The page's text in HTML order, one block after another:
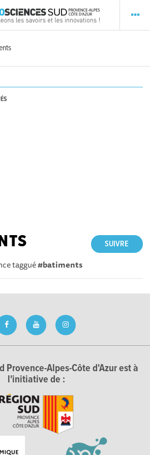
SUIVRE
taggué#batiments
Provence-Alpes-Côte d'Azur est à
l'initiative de :